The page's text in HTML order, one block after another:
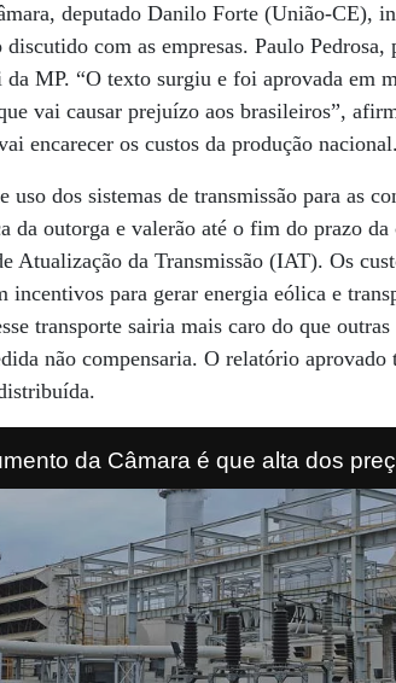
deputado Danilo Forte (União-CE),
com as empresas. Paulo Pedrosa,
MP. “O texto surgiu e foi aprovada em
vai causar prejuízo aos brasileiros”,
encarecer os custos da produção
dos sistemas de transmissão para as
da outorga e valerão até o fim do prazo da
Atualização da Transmissão (IAT). Os
incentivos para gerar energia eólica e
transporte sairia mais caro do que
não compensaria. O relatório
da Câmara é que alta dos
do processo já coloca a